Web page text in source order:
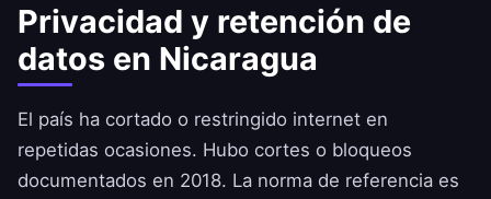
Privacidad y retención de
datos en Nicaragua
El país ha cortado o restringido internet en
repetidas ocasiones. Hubo cortes o bloqueos
documentados en 2018. La norma de referencia es